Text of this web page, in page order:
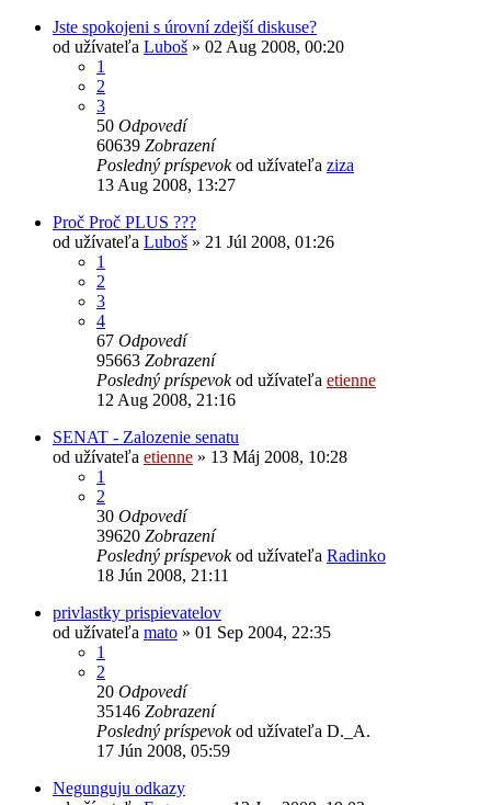
Jste spokojeni s úrovní zdejší diskuse?
od užívateľa Luboš » 02 Aug 2008, 00:20
1
2
3
50 Odpovedí
60639 Zobrazení
Posledný príspevokod užívateľa ziza
13 Aug 2008, 13:27
Proč Proč PLUS ???
od užívateľa Luboš » 21 Júl 2008, 01:26
1
2
3
4
67 Odpovedí
95663 Zobrazení
Posledný príspevokod užívateľa etienne
12 Aug 2008, 21:16
SENAT - Zalozenie senatu
od užívateľa etienne » 13 Máj 2008, 10:28
1
2
30 Odpovedí
39620 Zobrazení
Posledný príspevokod užívateľa Radinko
18 Jún 2008, 21:11
privlastky prispievatelov
od užívateľa mato » 01 Sep 2004, 22:35
1
2
20 Odpovedí
35146 Zobrazení
Posledný príspevokod užívateľa D._A.
17 Jún 2008, 05:59
Negunguju odkazy